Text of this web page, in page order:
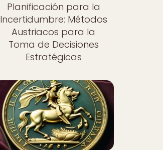
Planificación para la
Incertidumbre: Métodos
Austriacos para la
Toma de Decisiones
Estratégicas